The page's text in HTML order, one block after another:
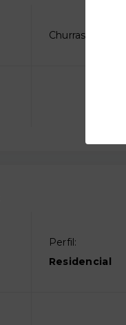
Churrasqueira
Perfil:
Residencial